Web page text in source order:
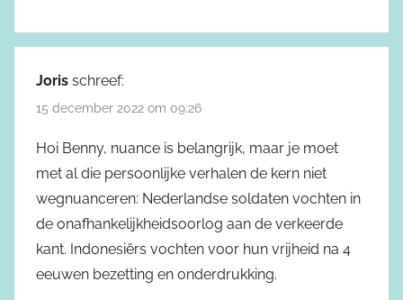
Joris schreef:
15 december 2022 om 09:26
Hoi Benny, nuance is belangrijk, maar je moet
met al die persoonlijke verhalen de kern niet
wegnuanceren: Nederlandse soldaten vochten in
de onafhankelijkheidsoorlog aan de verkeerde
kant. Indonesiërs vochten voor hun vrijheid na 4
eeuwen bezetting en onderdrukking.